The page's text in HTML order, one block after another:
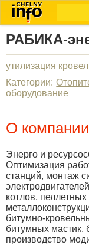
РАБИКА-
утилизация
Категории:
оборудование
О компании
Энерго и
Оптимизация
станций, монтаж
котлов,
битумно-
битумных
производство